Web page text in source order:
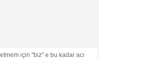
için "biz" e bu kadar acı